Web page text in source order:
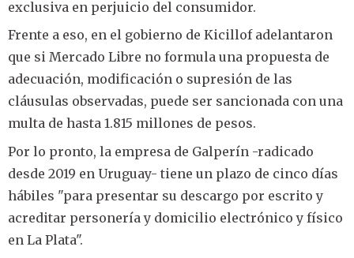
exclusiva en perjuicio del consumidor.
Frente a eso, en el gobierno de Kicillof adelantaron
que si Mercado Libre no formula una propuesta de
adecuación, modificación o supresión de las
cláusulas observadas, puede ser sancionada con una
multa de hasta 1.815 millones de pesos.
Por lo pronto, la empresa de Galperín -radicado
desde 2019 en Uruguay- tiene un plazo de cinco días
hábiles "para presentar su descargo por escrito y
acreditar personería y domicilio electrónico y físico
en La Plata".